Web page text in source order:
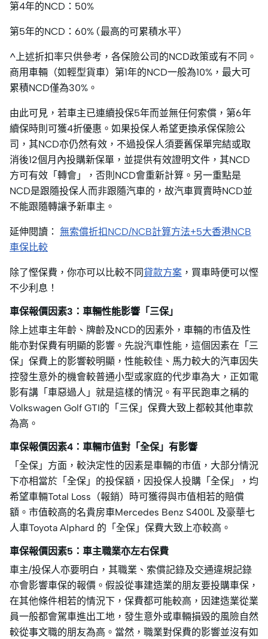
第4年的NCD：50%
第5年的NCD：60% (最高的可累積水平)
^上述折扣率只供參考，各保險公司的NCD政策或有不同。
商用車輛（如輕型貨車）第1年的NCD一般為10%，最大可
累積NCD僅為30%。
由此可見，若車主已連續投保5年而並無任何索償，第6年
續保時則可獲4折優惠。如果投保人希望更換承保保險公
司，其NCD亦仍然有效，不過投保人須要舊保單完結或取
消後12個月內投購新保單，並提供有效證明文件，其NCD
方可有效「轉會」，否則NCD會重新計算。另一重點是
NCD是跟隨投保人而非跟隨汽車的，故汽車買賣時NCD並
不能跟隨轉讓予新車主。
延伸閱讀： 無索償折扣NCD/NCB計算方法+5大香港NCB
車保比較
除了慳保費，你亦可以比較不同貸款方案 ，買車時便可以慳
不少利息！
車保報價因素3：車輛性能影響「三保」
除上述車主年齡、牌齡及NCD的因素外，車輛的市值及性
能亦對保費有明顯的影響。先說汽車性能，這個因素在「三
保」保費上的影響較明顯，性能較佳、馬力較大的汽車因失
控發生意外的機會較普通小型或家庭的代步車為大，正如電
影有講「車惡過人」就是這樣的情況。有平民跑車之稱的
Volkswagen Golf GTI的「三保」保費大致上都較其他車款
為高。
車保報價因素4：車輛市值對「全保」有影響
「全保」方面，較決定性的因素是車輛的市值，大部分情況
下亦相當於「全保」的投保額，因投保人投購「全保」，均
希望車輛Total Loss（報銷）時可獲得與市值相若的賠償
額。市值較高的名貴房車Mercedes Benz S400L 及豪華七
人車Toyota Alphard 的「全保」保費大致上亦較高。
車保報價因素5：車主職業亦左右保費
車主/投保人亦要明白，其職業、索償記錄及交通違規記錄
亦會影響車保的報價。假設從事建造業的朋友要投購車保，
在其他條件相若的情況下，保費都可能較高，因建造業從業
員一般都會駕車進出工地，發生意外或車輛損毀的風險自然
較從事文職的朋友為高。當然，職業對保費的影響並沒有如